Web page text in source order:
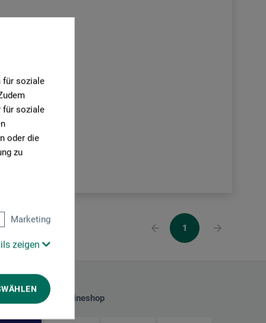
für soziale
für soziale
oder die
zu
Marketing
zeigen
1
im Onlineshop